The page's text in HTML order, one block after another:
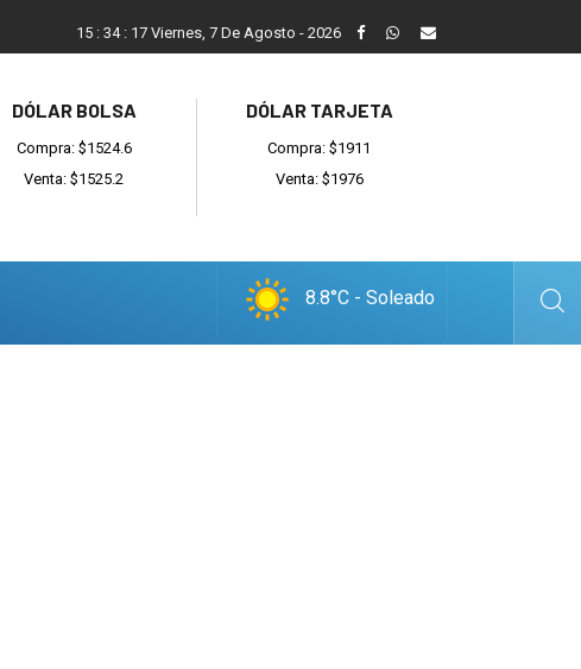
Privada Reino recibió a instituciones y confirmó gestiones para
15 : 34: 18 Viernes, 7 De Agosto - 2026
DÓLAR BOLSA
Compra: $1524.6
Venta: $1525.2
DÓLAR TARJETA
Compra: $1911
Venta: $1976
8.8°C - Soleado